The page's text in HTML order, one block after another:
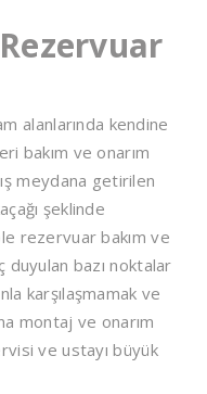
alanlarında kendine
bakım ve onarım
meydana getirilen
şeklinde
rezervuar bakım ve
duyulan bazı noktalar
karşılaşmamak ve
montaj ve onarım
ve ustayı büyük